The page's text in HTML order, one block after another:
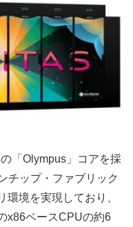
「Olympus」コアを採
チップ・ファブリック
環境を実現しており、
x86ベースCPUの約6